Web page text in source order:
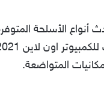
أنواع الأسلحة